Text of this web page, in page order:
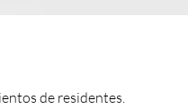
de residentes.